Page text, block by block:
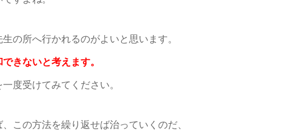
の所へ行かれるのがよいと思います。
きないと考えます。
度受けてみてください。
この方法を繰り返せば治っていくのだ、